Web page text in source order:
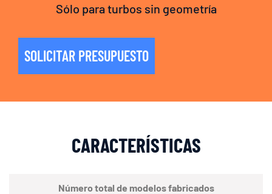
Sólo para turbos sin geometría
SOLICITAR PRESUPUESTO
CARACTERÍSTICAS
Número total de modelos fabricados